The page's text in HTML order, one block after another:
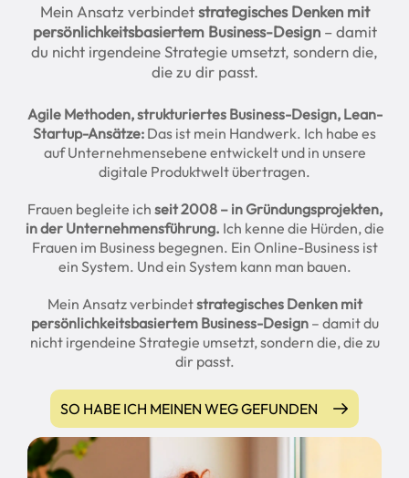
Mein Ansatz verbindetstrategisches Denken mit
persönlichkeitsbasiertem Business-Design– damit
du nicht irgendeine Strategie umsetzt, sondern die,
die zu dir passt.
Agile Methoden, strukturiertes Business-Design, Lean-
Startup-Ansätze: Das ist mein Handwerk. Ich habe es
auf Unternehmensebene entwickelt und in unsere
digitale Produktwelt übertragen.
Frauen begleite ich seit 2008 – in Gründungsprojekten,
in der Unternehmensführung. Ich kenne die Hürden, die
Frauen im Business begegnen. Ein Online-Business ist
ein System. Und ein System kann man bauen.
Mein Ansatz verbindetstrategisches Denken mit
persönlichkeitsbasiertem Business-Design– damit du
nicht irgendeine Strategie umsetzt, sondern die, die zu
dir passt.
SO HABE ICH MEINEN WEG GEFUNDEN